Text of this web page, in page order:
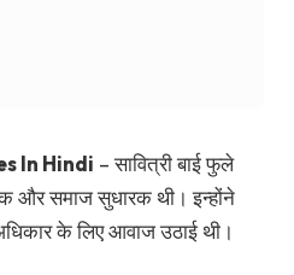
In Hindi – सावित्री बाई फुले
और समाज सुधारक थी। इन्होंने
के लिए आवाज उठाई थी।